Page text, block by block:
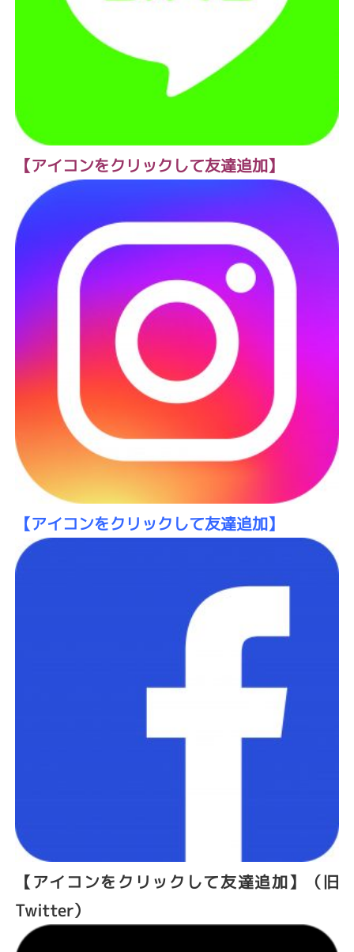
【アイコンをクリックして友達追加】
【アイコンをクリックして友達追加】
【アイコンをクリックして友達追加】
（旧
Twitter）